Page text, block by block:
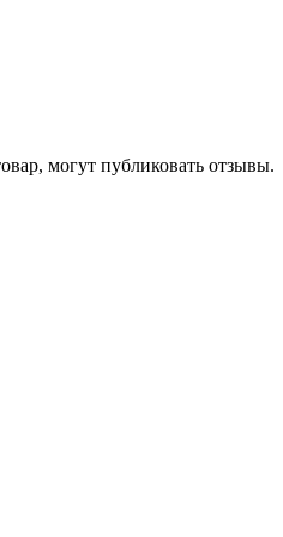
могут публиковать отзывы.